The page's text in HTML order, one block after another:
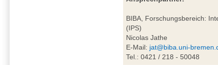
BIBA, Forschungsbereich:
(IPS)
Nicolas Jathe
E-Mail: jat@biba.uni-
Tel.: 0421 / 218 - 50048